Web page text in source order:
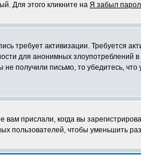
Для этого кликните на Я забыл
требует активизации. Требуется
для анонимных злоупотреблений
получили письмо, то убедитесь,
прислали, когда вы
чтобы уменьшить